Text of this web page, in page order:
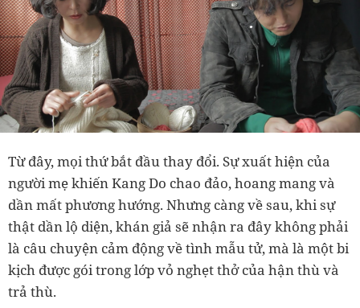
Từ đây, mọi thứ bắt đầu thay đổi. Sự xuất hiện của
người mẹ khiến Kang Do chao đảo, hoang mang và
dần mất phương hướng. Nhưng càng về sau, khi sự
thật dần lộ diện, khán giả sẽ nhận ra đây không phải
là câu chuyện cảm động về tình mẫu tử, mà là một bi
kịch được gói trong lớp vỏ nghẹt thở của hận thù và
trả thù.